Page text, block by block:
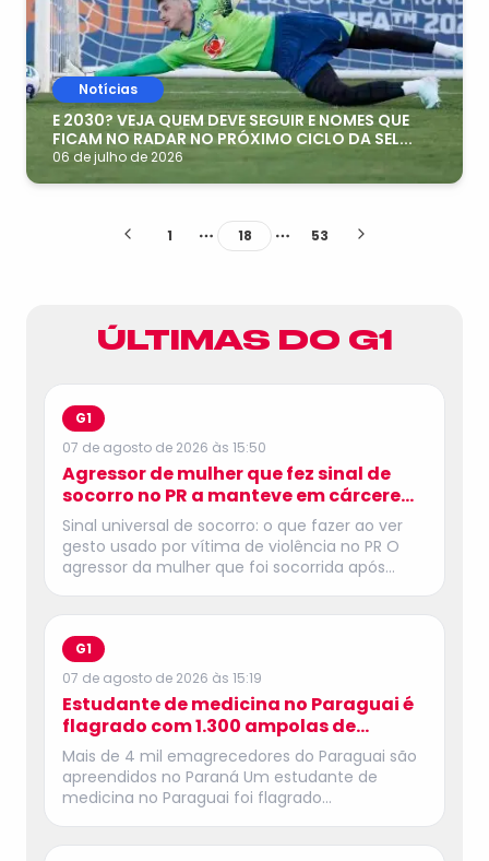
Notícias
E 2030? VEJA QUEM DEVE SEGUIR E NOMES QUE
FICAM NO RADAR NO PRÓXIMO CICLO DA SEL...
06 de julho de 2026
1
More pages
18
More pages
53
ÚLTIMAS DO G1
G1
07 de agosto de 2026 às 15:50
Agressor de mulher que fez sinal de
socorro no PR a manteve em cárcere
privado, diz delegado
Sinal universal de socorro: o que fazer ao ver
gesto usado por vítima de violência no PR O
agressor da mulher que foi socorrida após
investigado pelo crime de cárcere privado. A
informação foi revelada nesta sexta-feira (7)
pelo delegado William Gama Assunção.
Segundo ele, na segunda-feira (3), após invadir
a casa da ex-companheira, o homem a
manteve sobre o controle dele por
aproximadamente 6 horas e a agrediu com
socos, chutes e com um cabo de vassoura. Em
G1
07 de agosto de 2026 às 15:19
Estudante de medicina no Paraguai é
flagrado com 1.300 ampolas de
tirzepatida em fiscalização no Paraná
Mais de 4 mil emagrecedores do Paraguai são
apreendidos no Paraná Um estudante de
medicina no Paraguai foi flagrado